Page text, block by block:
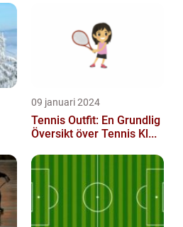
09 januari 2024
Tennis Outfit: En Grundlig
Översikt över Tennis Kl...